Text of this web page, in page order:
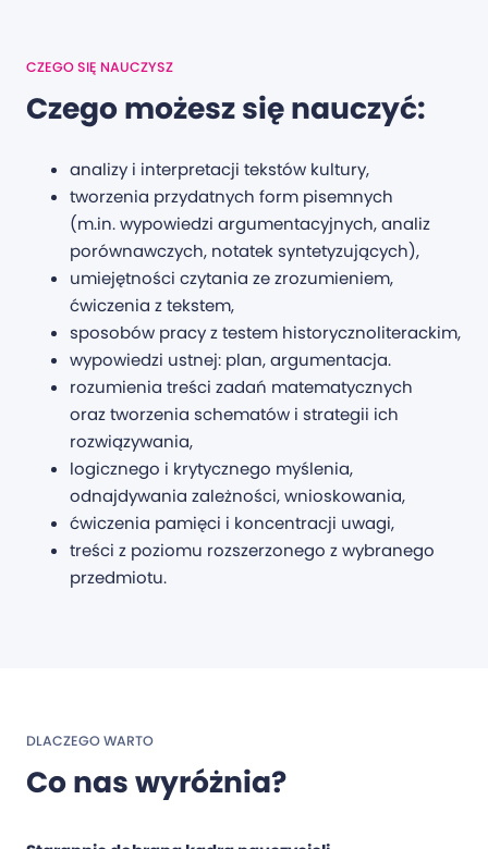
CZEGO SIĘ NAUCZYSZ
Czego możesz się nauczyć:
analizy i interpretacji tekstów kultury,
tworzenia przydatnych form pisemnych
(m.in. wypowiedzi argumentacyjnych, analiz
porównawczych, notatek syntetyzujących),
umiejętności czytania ze zrozumieniem,
ćwiczenia z tekstem,
sposobów pracy z testem historycznoliterackim,
wypowiedzi ustnej: plan, argumentacja.
rozumienia treści zadań matematycznych
oraz tworzenia schematów i strategii ich
rozwiązywania,
logicznego i krytycznego myślenia,
odnajdywania zależności, wnioskowania,
ćwiczenia pamięci i koncentracji uwagi,
treści z poziomu rozszerzonego z wybranego
przedmiotu.
DLACZEGO WARTO
Co nas wyróżnia?